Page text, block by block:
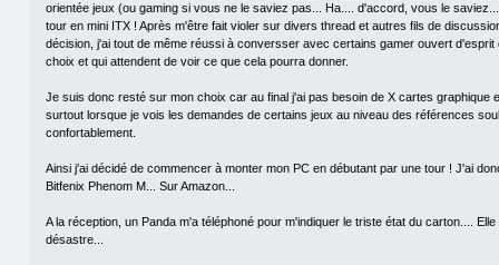
orientée jeux (ou gaming si vous ne le saviez pas... Ha.... d'accord, vous le
tour en mini ITX ! Après m'être fait violer sur divers thread et autres fils de
décision, j'ai tout de même réussi à conversser avec certains gamer ouvert d'esprit
choix et qui attendent de voir ce que cela pourra donner.
Je suis donc resté sur mon choix car au final j'ai pas besoin de X cartes graphique
surtout lorsque je vois les demandes de certains jeux au niveau des références
confortablement.
Ainsi j'ai décidé de commencer à monter mon PC en débutant par une tour ! J'ai
Bitfenix Phenom M... Sur Amazon...
A la réception, un Panda m'a téléphoné pour m'indiquer le triste état du carton....
désastre...